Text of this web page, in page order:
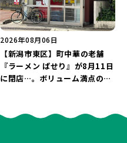
2026年08月06日
【新潟市東区】町中華の老舗
『ラーメン ぱせり』が8月11日
に閉店…。ボリューム満点の名